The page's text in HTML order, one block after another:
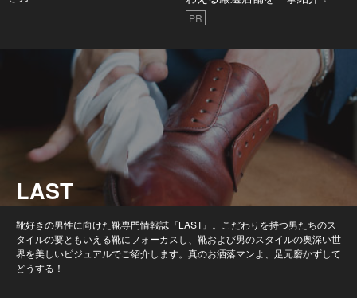
PR
LAST
靴好きの男性に向けた靴専門情報誌『LAST』。こだわりを持つ男たちのス
タイルの要ともいえる靴にフォーカスし、靴および男のスタイルの奥深い世
界を美しいビジュアルでご紹介します。真のお洒落マンよ、足元磨かずして
どうする！